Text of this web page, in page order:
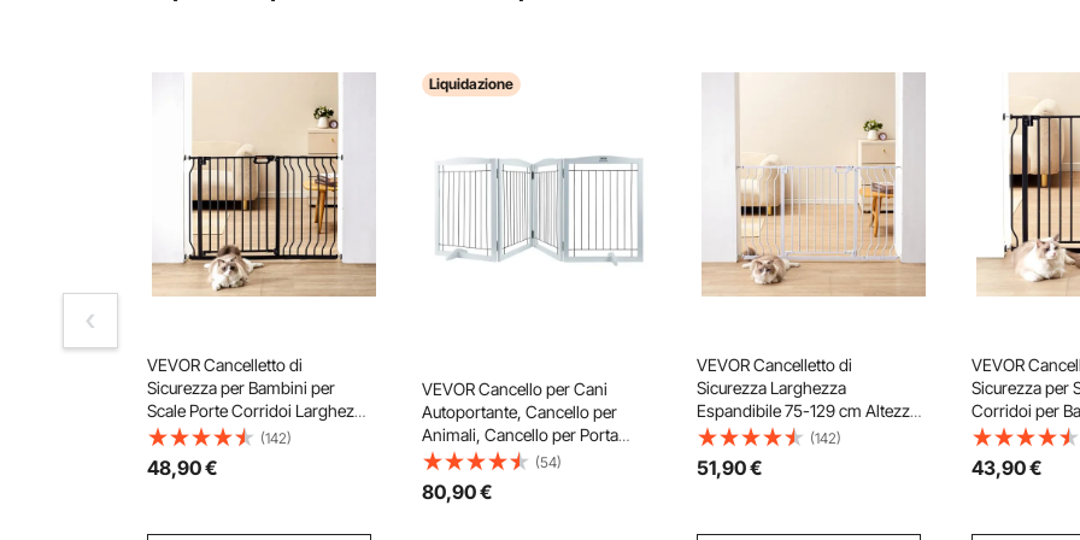
VEVOR Cancelletto di
Sicurezza per Bambini per
Scale Porte Corridoi Larghezza
Espandibile 749-1178 mm
Altezza 762 mm, Cancello di
Sicurezza Senza Forare Ampia
(142)
48,90€
Liquidazione
VEVOR Cancello per Cani
Autoportante, Cancello per
Animali, Cancello per Porta
610 x 813 mm Cancello per
Cani Pieghevole per Passaggi
Scale, Barriera per Cani
(54)
80,90€
VEVOR Cancelletto di
Sicurezza Larghezza
Espandibile 75-129 cm Altezza
76 cm, Cancello di Sicurezza
per Bambini per Scale, Porte e
Corridoi Senza Forare Ampia
(142)
51,90€
VEVOR
Sicurezza per
Corridoi per
Larghezza
940 mm
Cancello di
43,90€